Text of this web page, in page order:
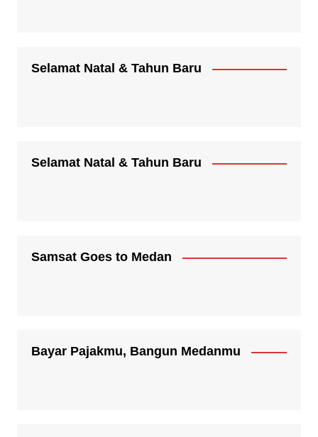
Selamat Natal & Tahun Baru
Selamat Natal & Tahun Baru
Samsat Goes to Medan
Bayar Pajakmu, Bangun Medanmu